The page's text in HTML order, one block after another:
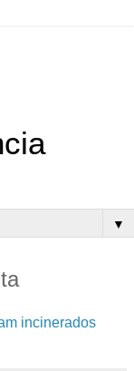
▼
incinerados